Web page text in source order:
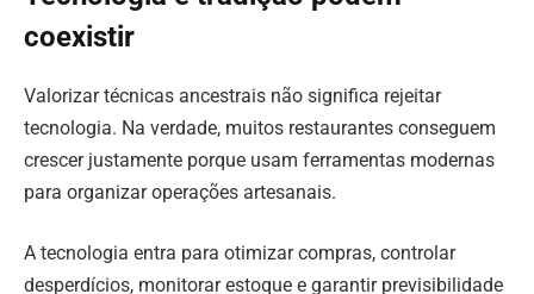
coexistir
Valorizar técnicas ancestrais não significa rejeitar
tecnologia. Na verdade, muitos restaurantes conseguem
crescer justamente porque usam ferramentas modernas
para organizar operações artesanais.
A tecnologia entra para otimizar compras, controlar
desperdícios, monitorar estoque e garantir previsibilidade